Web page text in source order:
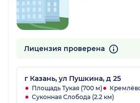
Лицензия проверена
г Казань, ул Пушкина, д 25
Площадь Тукая (700 м)
Суконная Слобода (2.2 км)